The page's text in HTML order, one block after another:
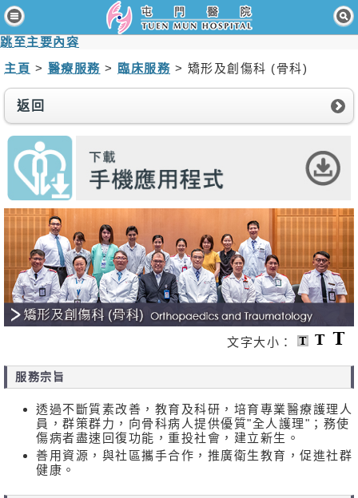
跳至主要內容
主頁
醫療服務
醫護專業人員
消息及活動
關於我們
聯絡我們
免責聲明
無障礙聲明
主頁 > 醫療服務 > 臨床服務 > 矯形及創傷科 (骨科)
返回
文字大小：
服務宗旨
透過不斷質素改善，教育及科研，培育專業醫療護理人
員，群策群力，向骨科病人提供優質"全人護理"；務使
傷病者盡速回復功能，重投社會，建立新生。
善用資源，與社區攜手合作，推廣衛生教育，促進社群
健康。